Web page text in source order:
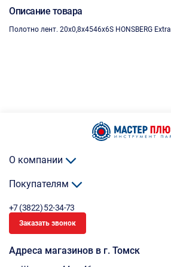
Описание товара
Полотно лент. 20х0,8х4546х6S HONSBERG Extra
О компании
Покупателям
+7 (3822) 52-34-73
Заказать звонок
Адреса магазинов в г. Томск